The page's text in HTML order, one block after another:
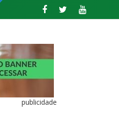
publicidade